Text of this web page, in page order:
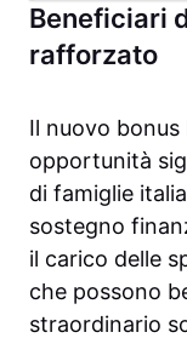
Beneficiari
rafforzato
Il nuovo
opportunità
di famiglie
sostegno
il carico delle
che possono
straordinario